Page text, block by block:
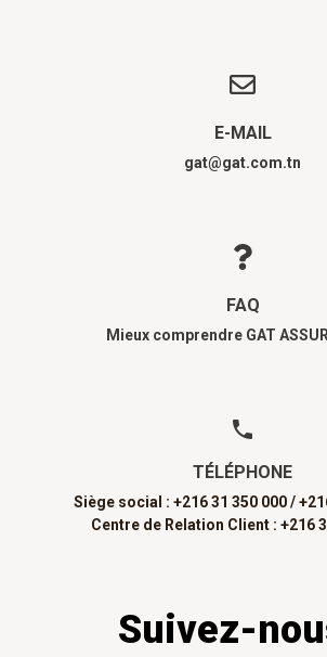
E-MAIL
gat@gat.com.tn
FAQ
Mieux comprendre GAT
TÉLÉPHONE
Siège social : +216 31 350 000 /
Centre de Relation Client : +216
Suivez-